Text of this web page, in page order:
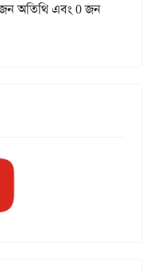
অতিথি এবং 0 জন